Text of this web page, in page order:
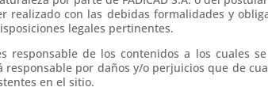
realizado con las debidas formalidades y
legales pertinentes.
responsable de los contenidos a los
responsable por daños y/o perjuicios que de
en el sitio.